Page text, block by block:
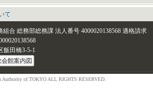
て
組合 総務部総務課 法人番号 4000020138568 適格請求
飯田橋3-5-1
館案内図
Authority of TOKYO ALL RIGHTS RESERVED.